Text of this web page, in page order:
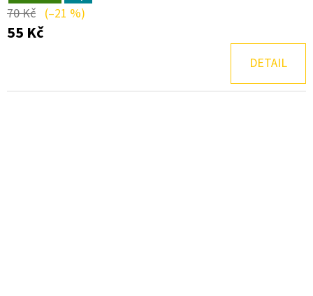
70 Kč (–21 %)
55 Kč
DETAIL